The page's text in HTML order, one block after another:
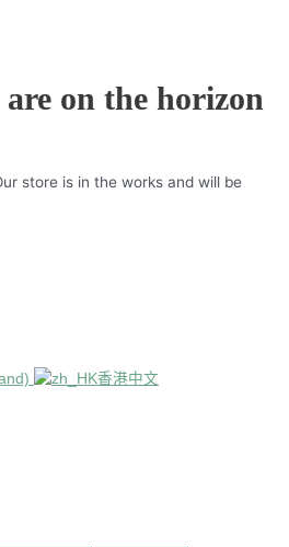
on the horizon
store is in the works and will be
香港中文